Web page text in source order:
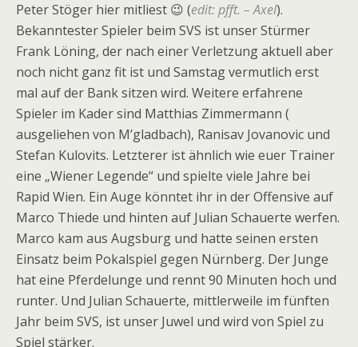
Peter Stöger hier mitliest 😉 (edit:pfft. – Axel).
Bekanntester Spieler beim SVS ist unser Stürmer
Frank Löning, der nach einer Verletzung aktuell aber
noch nicht ganz fit ist und Samstag vermutlich erst
mal auf der Bank sitzen wird. Weitere erfahrene
Spieler im Kader sind Matthias Zimmermann (
ausgeliehen von M’gladbach), Ranisav Jovanovic und
Stefan Kulovits. Letzterer ist ähnlich wie euer Trainer
eine „Wiener Legende“ und spielte viele Jahre bei
Rapid Wien. Ein Auge könntet ihr in der Offensive auf
Marco Thiede und hinten auf Julian Schauerte werfen.
Marco kam aus Augsburg und hatte seinen ersten
Einsatz beim Pokalspiel gegen Nürnberg. Der Junge
hat eine Pferdelunge und rennt 90 Minuten hoch und
runter. Und Julian Schauerte, mittlerweile im fünften
Jahr beim SVS, ist unser Juwel und wird von Spiel zu
Spiel stärker.